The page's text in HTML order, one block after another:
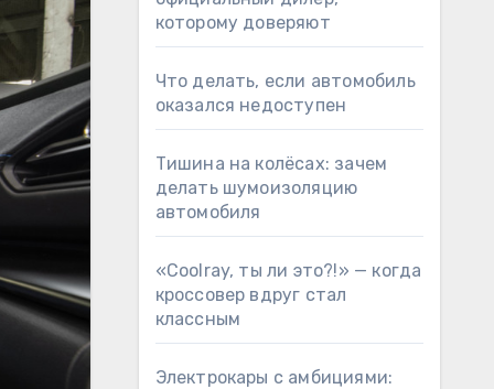
которому доверяют
Что делать, если автомобиль
оказался недоступен
Тишина на колёсах: зачем
делать шумоизоляцию
автомобиля
«Coolray, ты ли это?!» — когда
кроссовер вдруг стал
классным
Электрокары с амбициями: